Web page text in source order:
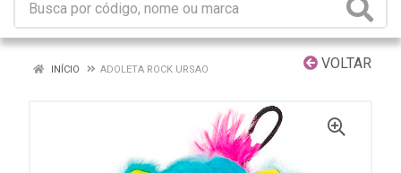
VOLTAR
INÍCIO ADOLETA ROCK URSAO